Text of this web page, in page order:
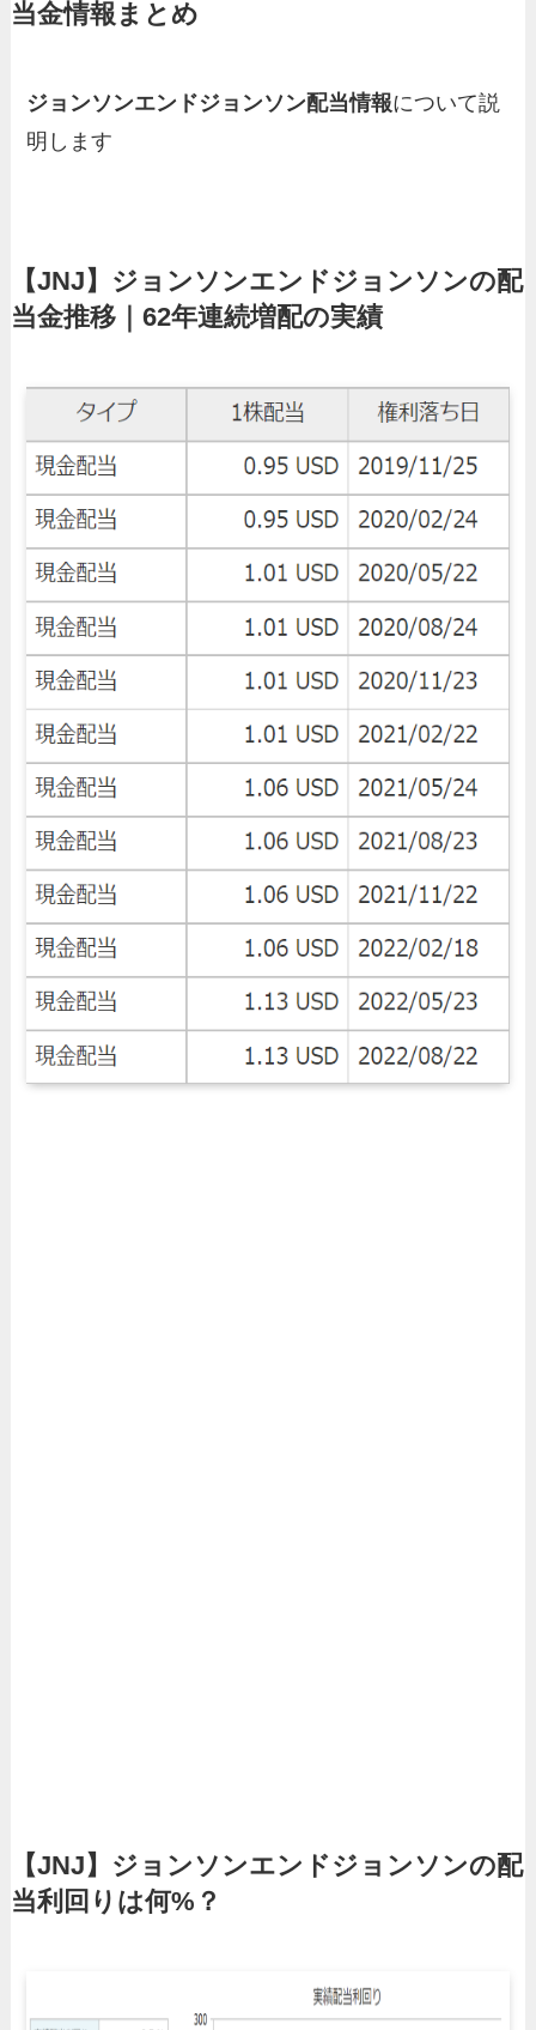
当金情報まとめ
ジョンソンエンドジョンソン配当情報について説
明します
【JNJ】ジョンソンエンドジョンソンの配
当金推移｜62年連続増配の実績
【JNJ】ジョンソンエンドジョンソンの配
当利回りは何%？